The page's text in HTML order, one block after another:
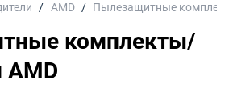
AMD Пылезащитные
комплекты/
AMD